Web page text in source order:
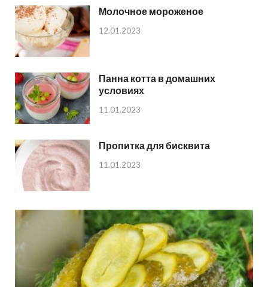
Молочное мороженое
12.01.2023
Панна котта в домашних
условиях
11.01.2023
Пропитка для бисквита
11.01.2023